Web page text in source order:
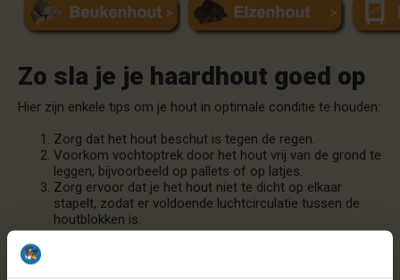
Zo sla je je haardhout goed op
Hier zijn enkele tips om je hout in optimale conditie te houden:
Zorg dat het hout beschut is tegen de regen.
Voorkom vochtoptrek door het hout vrij van de grond te
leggen, bijvoorbeeld op pallets of op latjes.
Zorg ervoor dat je het hout niet te dicht op elkaar
stapelt, zodat er voldoende luchtcirculatie tussen de
houtblokken is.
Sla jouw haardhout buiten op onder een afdak of in een